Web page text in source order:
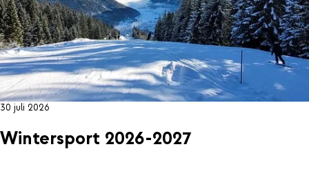
30 juli 2026
Wintersport 2026-2027